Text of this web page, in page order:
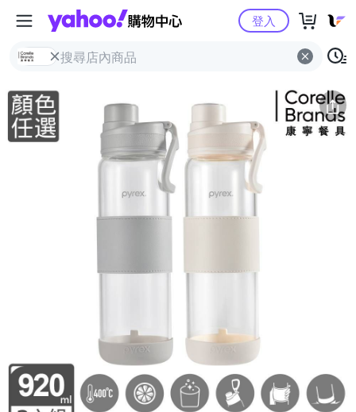
Yahoo購物中心
登入
簡介 評價 (23) 猜你喜歡